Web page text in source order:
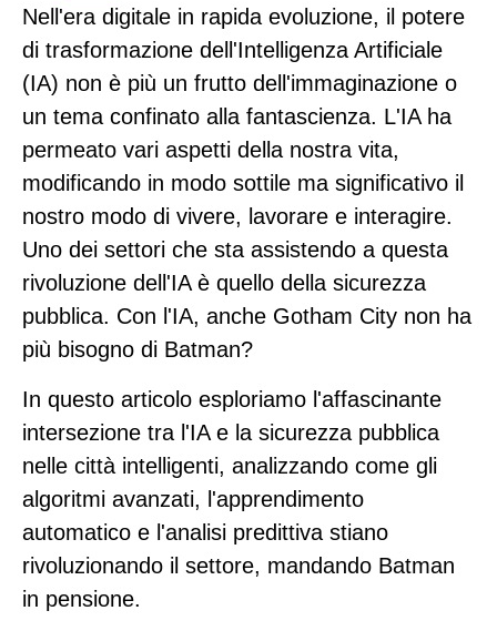
Nell'era digitale in rapida evoluzione, il potere
di trasformazione dell'Intelligenza Artificiale
(IA) non è più un frutto dell'immaginazione o
un tema confinato alla fantascienza. L'IA ha
permeato vari aspetti della nostra vita,
modificando in modo sottile ma significativo il
nostro modo di vivere, lavorare e interagire.
Uno dei settori che sta assistendo a questa
rivoluzione dell'IA è quello della sicurezza
pubblica. Con l'IA, anche Gotham City non ha
più bisogno di Batman?
In questo articolo esploriamo l'affascinante
intersezione tra l'IA e la sicurezza pubblica
nelle città intelligenti, analizzando come gli
algoritmi avanzati, l'apprendimento
automatico e l'analisi predittiva stiano
rivoluzionando il settore, mandando Batman
in pensione.